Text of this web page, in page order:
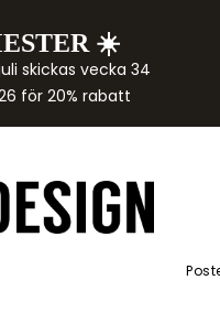
☀️
skickas vecka 34
för 20% rabatt